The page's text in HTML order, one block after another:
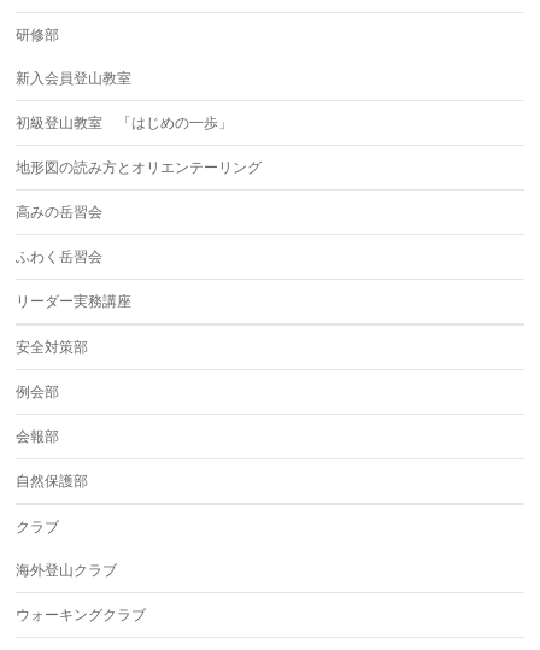
研修部
新入会員登山教室
初級登山教室 「はじめの一歩」
地形図の読み方とオリエンテーリング
高みの岳習会
ふわく岳習会
リーダー実務講座
安全対策部
例会部
会報部
自然保護部
クラブ
海外登山クラブ
ウォーキングクラブ